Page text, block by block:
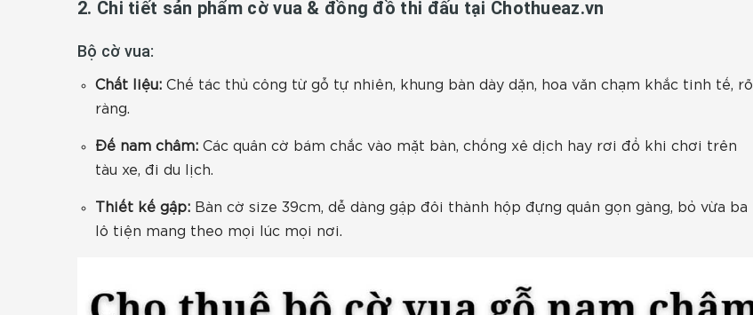
2. Chi tiết sản phẩm cờ vua & đồng đồ thi đấu tại Chothueaz.vn
Bộ cờ vua:
Chất liệu: Chế tác thủ công từ gỗ tự nhiên, khung bàn dày dặn, hoa văn chạm khắc tinh tế, rõ
ràng.
Đế nam châm: Các quân cờ bám chắc vào mặt bàn, chống xê dịch hay rơi đổ khi chơi trên
tàu xe, đi du lịch.
Thiết kế gập: Bàn cờ size 39cm, dễ dàng gập đôi thành hộp đựng quân gọn gàng, bỏ vừa ba
lô tiện mang theo mọi lúc mọi nơi.